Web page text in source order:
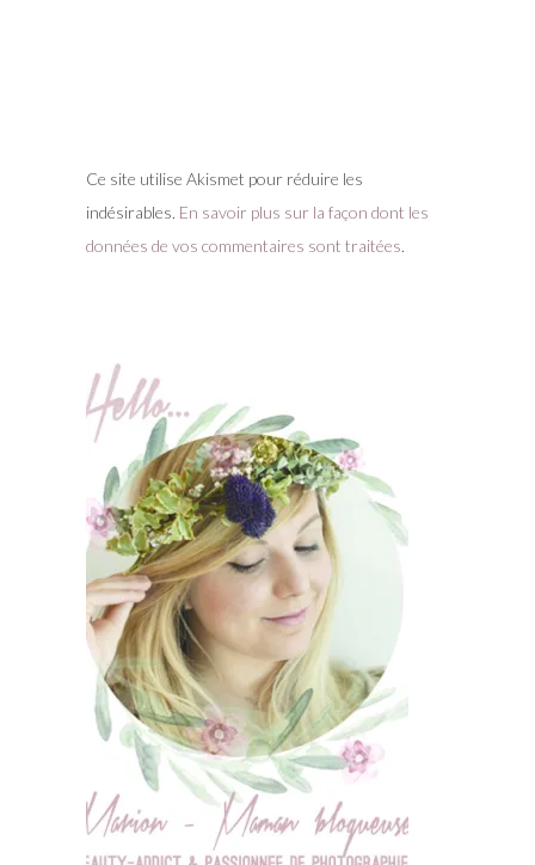
Ce site utilise Akismet pour réduire les
indésirables. En savoir plus sur la façon dont les
données de vos commentaires sont traitées.